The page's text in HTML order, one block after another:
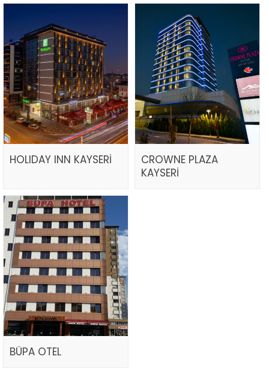
HOLIDAY INN KAYSERİ
CROWNE PLAZA
KAYSERİ
BÜPA OTEL